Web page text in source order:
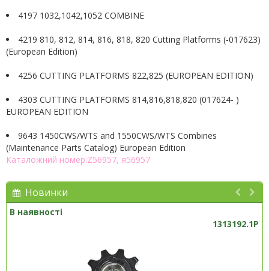
4197 1032,1042,1052 COMBINE
4219 810, 812, 814, 816, 818, 820 Cutting Platforms (-017623)
(European Edition)
4256 CUTTING PLATFORMS 822,825 (EUROPEAN EDITION)
4303 CUTTING PLATFORMS 814,816,818,820 (017624- )
EUROPEAN EDITION
9643 1450CWS/WTS and 1550CWS/WTS Combines
(Maintenance Parts Catalog) European Edition
Каталожний номер:Z56957, я56957
Новинки
В наявності
1313192.1P